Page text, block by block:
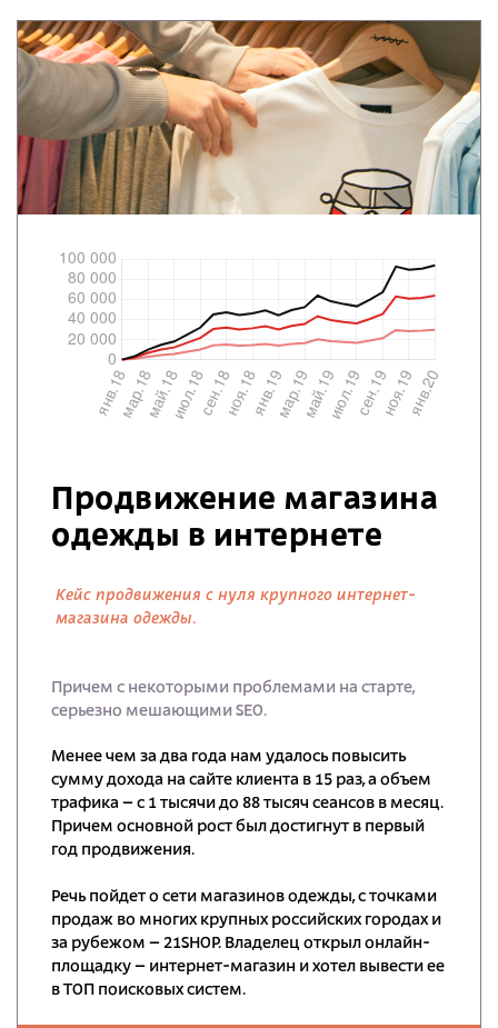
Продвижение магазина
одежды в интернете
Кейс продвижения с нуля крупного интернет-
магазина одежды.
Причем с некоторыми проблемами на старте,
серьезно мешающими SEO.
Менее чем за два года нам удалось повысить
сумму дохода на сайте клиента в 15 раз, а объем
трафика – с 1 тысячи до 88 тысяч сеансов в месяц.
Причем основной рост был достигнут в первый
год продвижения.
Речь пойдет о сети магазинов одежды, с точками
продаж во многих крупных российских городах и
за рубежом – 21SHOP. Владелец открыл онлайн-
площадку – интернет-магазин и хотел вывести ее
в ТОП поисковых систем.